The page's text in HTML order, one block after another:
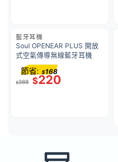
藍牙耳機
Soul OPENEAR PLUS 開放
式空氣傳導無線藍牙耳機
$388 $220
節省: $168